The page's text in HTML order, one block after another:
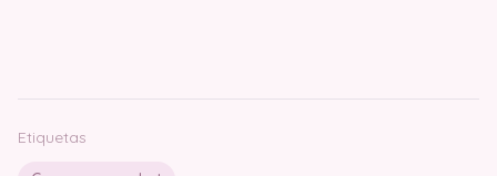
Etiquetas